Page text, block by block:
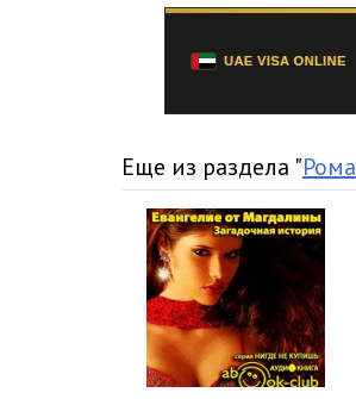
15_Medvedki
16_Medvedki
17_Medvedki
18_Medvedki
19_Medvedki
20_Medvedki
21_Prilozhenie 1
22_Prilozhenie 2
Еще из раздела "